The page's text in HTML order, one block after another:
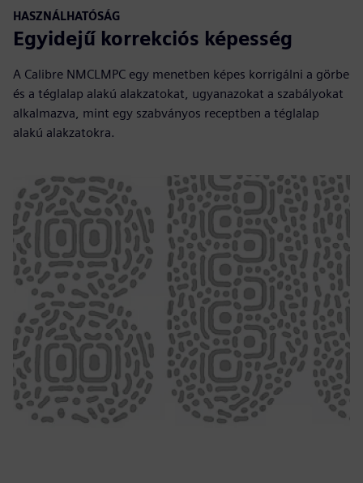
HASZNÁLHATÓSÁG
Egyidejű korrekciós képesség
A Calibre NMCLMPC egy menetben képes korrigálni a görbe
és a téglalap alakú alakzatokat, ugyanazokat a szabályokat
alkalmazva, mint egy szabványos receptben a téglalap
alakú alakzatokra.